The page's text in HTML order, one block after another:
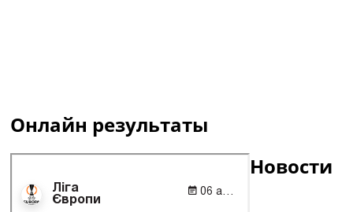
Онлайн результаты
Новости